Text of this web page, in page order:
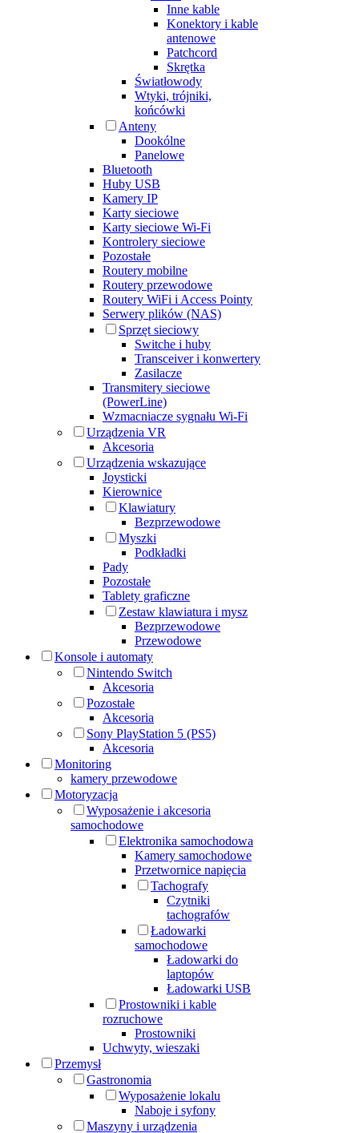
Inne kable
Konektory i kable
antenowe
Patchcord
Skrętka
Światłowody
Wtyki, trójniki,
końcówki
Anteny
Dookólne
Panelowe
Bluetooth
Huby USB
Kamery IP
Karty sieciowe
Karty sieciowe Wi-Fi
Kontrolery sieciowe
Pozostałe
Routery mobilne
Routery przewodowe
Routery WiFi i Access Pointy
Serwery plików (NAS)
Sprzęt sieciowy
Switche i huby
Transceiver i konwertery
Zasilacze
Transmitery sieciowe
(PowerLine)
Wzmacniacze sygnału Wi-Fi
Urządzenia VR
Akcesoria
Urządzenia wskazujące
Joysticki
Kierownice
Klawiatury
Bezprzewodowe
Myszki
Podkładki
Pady
Pozostałe
Tablety graficzne
Zestaw klawiatura i mysz
Bezprzewodowe
Przewodowe
Konsole i automaty
Nintendo Switch
Akcesoria
Pozostałe
Akcesoria
Sony PlayStation 5 (PS5)
Akcesoria
Monitoring
kamery przewodowe
Motoryzacja
Wyposażenie i akcesoria
samochodowe
Elektronika samochodowa
Kamery samochodowe
Przetwornice napięcia
Tachografy
Czytniki
tachografów
Ładowarki
samochodowe
Ładowarki do
laptopów
Ładowarki USB
Prostowniki i kable
rozruchowe
Prostowniki
Uchwyty, wieszaki
Przemysł
Gastronomia
Wyposażenie lokalu
Naboje i syfony
Maszyny i urządzenia